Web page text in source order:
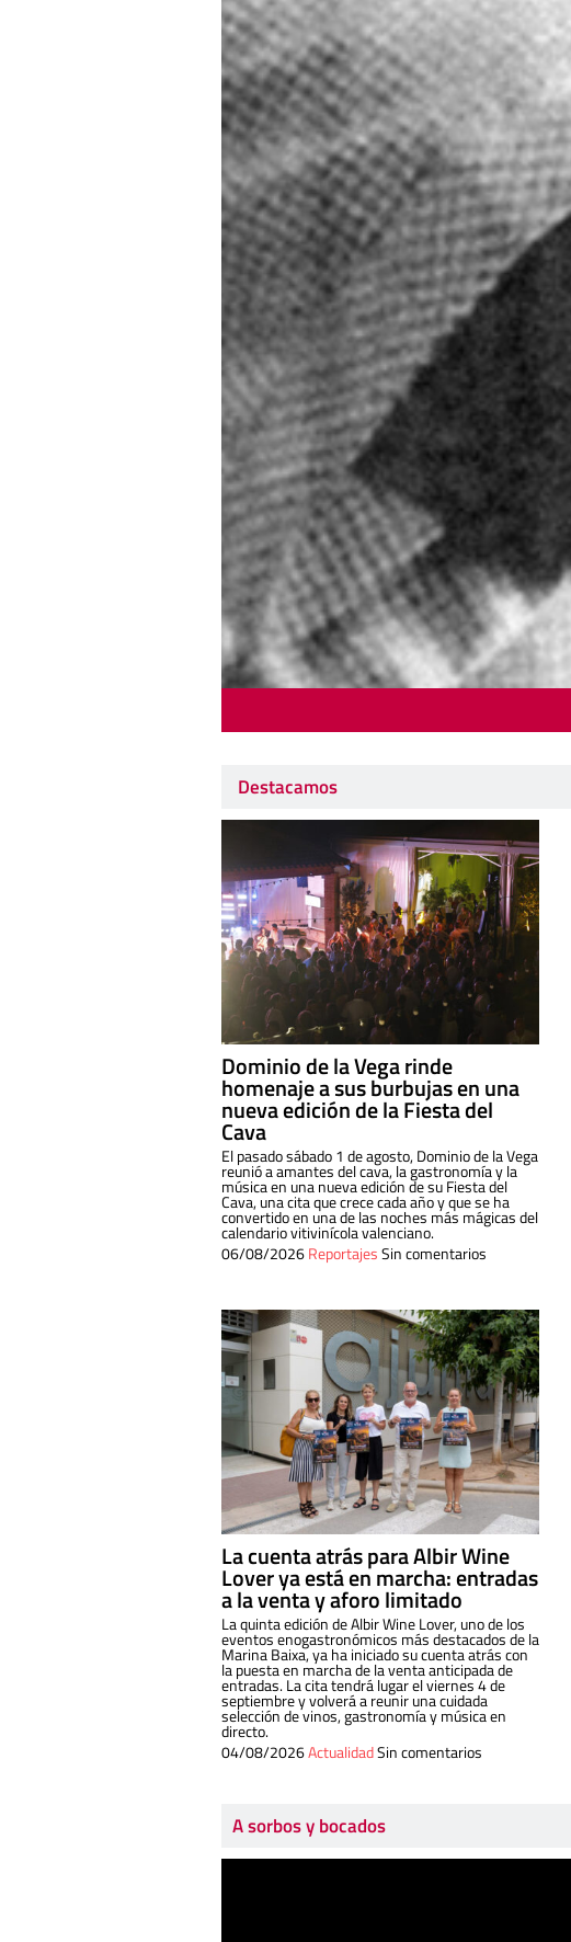
Destacamos
Dominio de la Vega rinde
homenaje a sus burbujas en una
nueva edición de la Fiesta del
Cava
El pasado sábado 1 de agosto, Dominio de la Vega
reunió a amantes del cava, la gastronomía y la
música en una nueva edición de su Fiesta del
Cava, una cita que crece cada año y que se ha
convertido en una de las noches más mágicas del
calendario vitivinícola valenciano.
06/08/2026ReportajesSin comentarios
La cuenta atrás para Albir Wine
Lover ya está en marcha: entradas
a la venta y aforo limitado
La quinta edición de Albir Wine Lover, uno de los
eventos enogastronómicos más destacados de la
Marina Baixa, ya ha iniciado su cuenta atrás con
la puesta en marcha de la venta anticipada de
entradas. La cita tendrá lugar el viernes 4 de
septiembre y volverá a reunir una cuidada
selección de vinos, gastronomía y música en
directo.
04/08/2026ActualidadSin comentarios
A sorbos y bocados